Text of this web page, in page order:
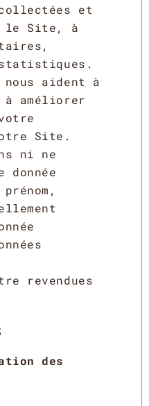
collectées et
le Site, à
aident à
améliorer
Site.
ni ne
donnée
revendues
des